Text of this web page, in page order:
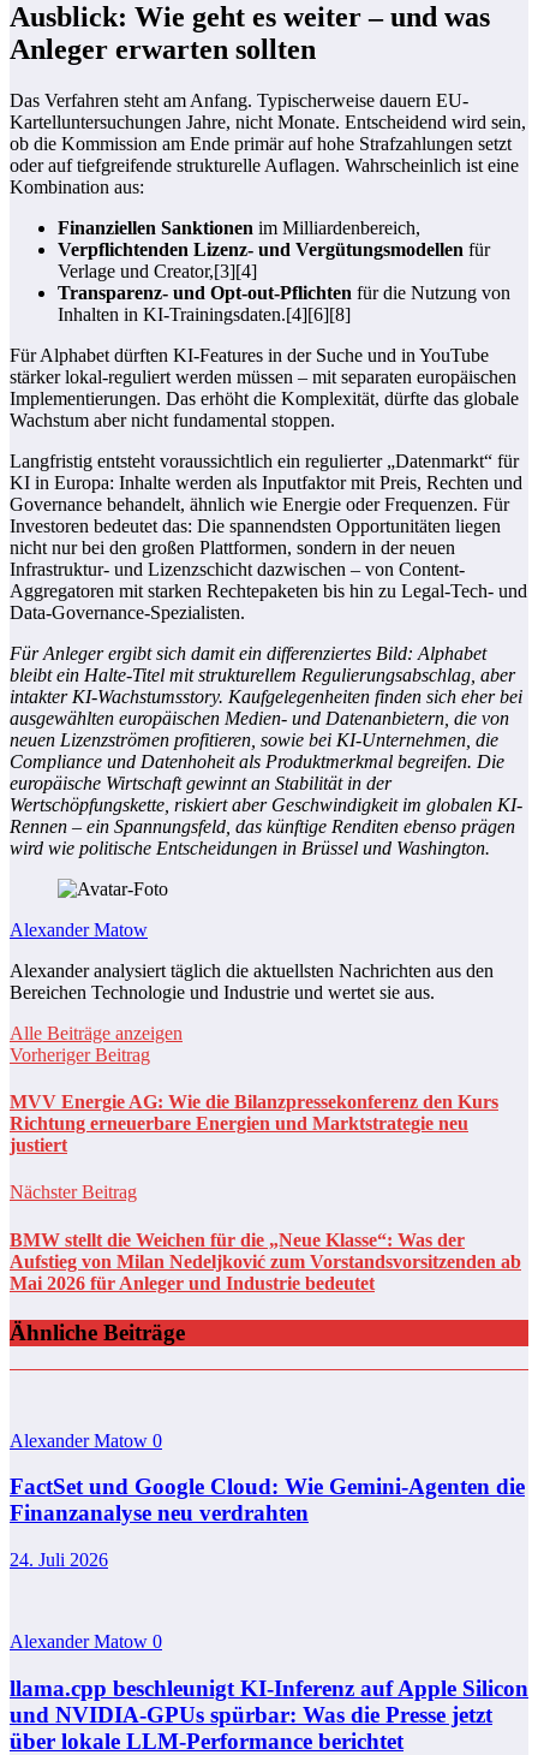
Ausblick: Wie geht es weiter – und was
Anleger erwarten sollten
Das Verfahren steht am Anfang. Typischerweise dauern EU-
Kartelluntersuchungen Jahre, nicht Monate. Entscheidend wird sein,
ob die Kommission am Ende primär auf hohe Strafzahlungen setzt
oder auf tiefgreifende strukturelle Auflagen. Wahrscheinlich ist eine
Kombination aus:
Finanziellen Sanktionen im Milliardenbereich,
Verpflichtenden Lizenz- und Vergütungsmodellen für
Verlage und Creator,[3][4]
Transparenz- und Opt-out-Pflichten für die Nutzung von
Inhalten in KI-Trainingsdaten.[4][6][8]
Für Alphabet dürften KI-Features in der Suche und in YouTube
stärker lokal-reguliert werden müssen – mit separaten europäischen
Implementierungen. Das erhöht die Komplexität, dürfte das globale
Wachstum aber nicht fundamental stoppen.
Langfristig entsteht voraussichtlich ein regulierter „Datenmarkt“ für
KI in Europa: Inhalte werden als Inputfaktor mit Preis, Rechten und
Governance behandelt, ähnlich wie Energie oder Frequenzen. Für
Investoren bedeutet das: Die spannendsten Opportunitäten liegen
nicht nur bei den großen Plattformen, sondern in der neuen
Infrastruktur- und Lizenzschicht dazwischen – von Content-
Aggregatoren mit starken Rechtepaketen bis hin zu Legal-Tech- und
Data-Governance-Spezialisten.
Für Anleger ergibt sich damit ein differenziertes Bild: Alphabet
bleibt ein Halte-Titel mit strukturellem Regulierungsabschlag, aber
intakter KI-Wachstumsstory. Kaufgelegenheiten finden sich eher bei
ausgewählten europäischen Medien- und Datenanbietern, die von
neuen Lizenzströmen profitieren, sowie bei KI-Unternehmen, die
Compliance und Datenhoheit als Produktmerkmal begreifen. Die
europäische Wirtschaft gewinnt an Stabilität in der
Wertschöpfungskette, riskiert aber Geschwindigkeit im globalen KI-
Rennen – ein Spannungsfeld, das künftige Renditen ebenso prägen
wird wie politische Entscheidungen in Brüssel und Washington.
Alexander Matow
Alexander analysiert täglich die aktuellsten Nachrichten aus den
Bereichen Technologie und Industrie und wertet sie aus.
Alle Beiträge anzeigen
Vorheriger Beitrag
MVV Energie AG: Wie die Bilanzpressekonferenz den Kurs
Richtung erneuerbare Energien und Marktstrategie neu
justiert
Nächster Beitrag
BMW stellt die Weichen für die „Neue Klasse“: Was der
Aufstieg von Milan Nedeljković zum Vorstandsvorsitzenden ab
Mai 2026 für Anleger und Industrie bedeutet
Ähnliche Beiträge
Alexander Matow 0
FactSet und Google Cloud: Wie Gemini-Agenten die
Finanzanalyse neu verdrahten
24. Juli 2026
Alexander Matow 0
llama.cpp beschleunigt KI-Inferenz auf Apple Silicon
und NVIDIA-GPUs spürbar: Was die Presse jetzt
über lokale LLM-Performance berichtet